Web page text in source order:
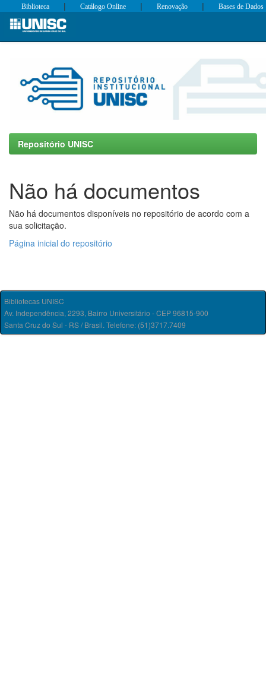
Skip
Biblioteca | Catálogo Online | Renovação | Bases de Dados
Repositório UNISC
Não há documentos
Não há documentos disponíveis no repositório de acordo com a
sua solicitação.
Página inicial do repositório
Bibliotecas UNISC
Av. Independência, 2293, Bairro Universitário - CEP 96815-900
Santa Cruz do Sul - RS / Brasil. Telefone: (51)3717.7409